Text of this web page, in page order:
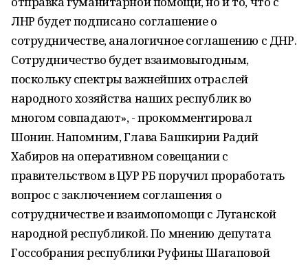
ЛНР будет подписано соглашение о
сотрудничестве, аналогичное соглашению с ДНР.
Сотрудничество будет взаимовыгодным,
поскольку спектры важнейших отраслей
народного хозяйства наших республик во
многом совпадают», - прокомментировал
Шонин. Напомним, Глава Башкирии Радий
Хабиров на оперативном совещании с
правительством в ЦУР РБ поручил проработать
вопрос с заключением соглашения о
сотрудничестве и взаимопомощи с Луганской
народной республикой. По мнению депутата
Госсобрания республики Руфины Шагаповой